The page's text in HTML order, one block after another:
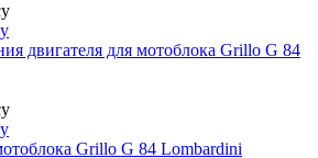
двигателя для мотоблока Grillo G 84
Grillo G 84 Lombardini